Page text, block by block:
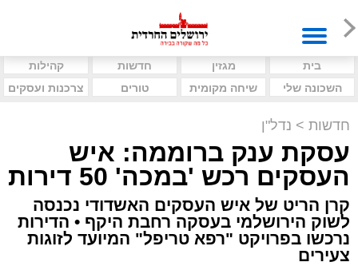
בית מגזין חדשות
קהילות
השכונה שלי
שיחה מקומית טורים צרכנות ועסקים
חדשות > נדל"ן
עסקת ענק ברוממה: איש
העסקים רכש 'במכה' 50 דירות
קרן הריט של איש העסקים האשדודי נכנסה
לשוק הירושלמי בעסקה רחבת היקף • הדירות
נרכשו בפרויקט "רפא טריפל" המיועד לזוגות
צעירים